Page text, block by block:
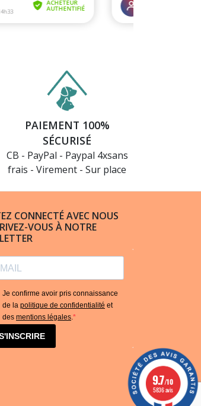
PAIEMENT 100%
SÉCURISÉ
CB - PayPal - Paypal 4xsans
frais - Virement - Sur place
CONNECTÉ AVEC NOUS
VOUS À NOTRE
Je confirme avoir pris connaissance
de la politique de confidentialité et
des mentions légales.
9.7/10
5836 avis